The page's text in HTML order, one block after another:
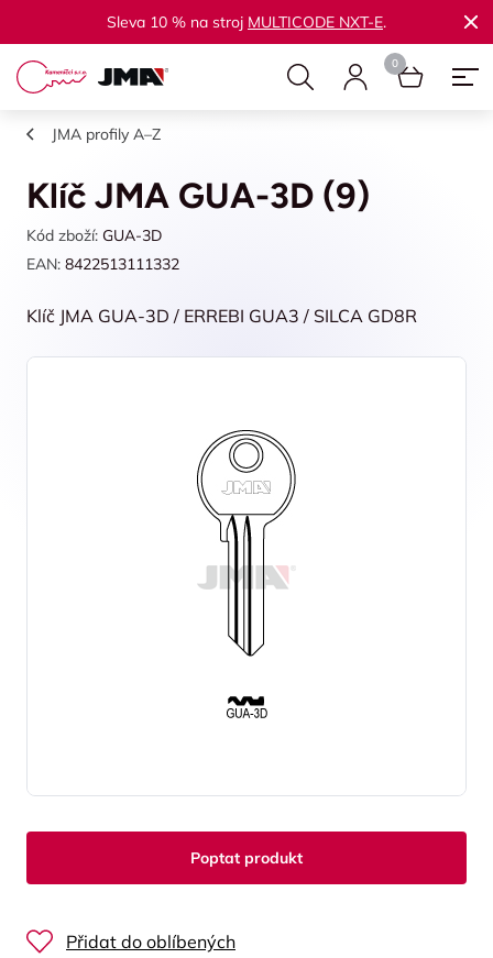
Sleva 10 % na stroj MULTICODE NXT-E.
JMA profily A–Z
Klíč JMA GUA-3D (9)
Kód zboží: GUA-3D
EAN: 8422513111332
Klíč JMA GUA-3D / ERREBI GUA3 / SILCA GD8R
Poptat produkt
Přidat do oblíbených